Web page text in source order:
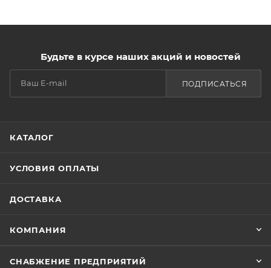
Будьте в курсе наших акций и новостей
ПОДПИСАТЬСЯ
КАТАЛОГ
УСЛОВИЯ ОПЛАТЫ
ДОСТАВКА
КОМПАНИЯ
СНАБЖЕНИЕ ПРЕДПРИЯТИЙ